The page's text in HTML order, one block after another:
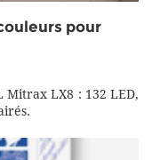
pour
Mitrax LX8 : 132 LED,